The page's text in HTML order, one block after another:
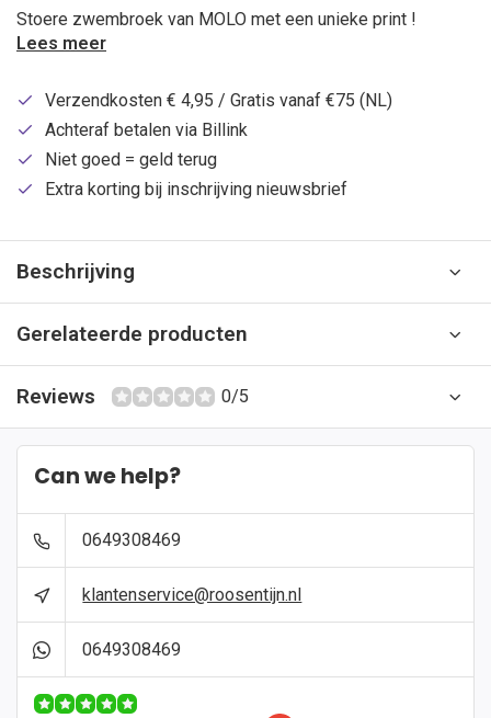
Stoere zwembroek van MOLO met een unieke print !
Lees meer
Verzendkosten € 4,95 / Gratis vanaf €75 (NL)
Achteraf betalen via Billink
Niet goed = geld terug
Extra korting bij inschrijving nieuwsbrief
Beschrijving
Gerelateerde producten
Reviews 0/5
Can we help?
0649308469
klantenservice@roosentijn.nl
0649308469